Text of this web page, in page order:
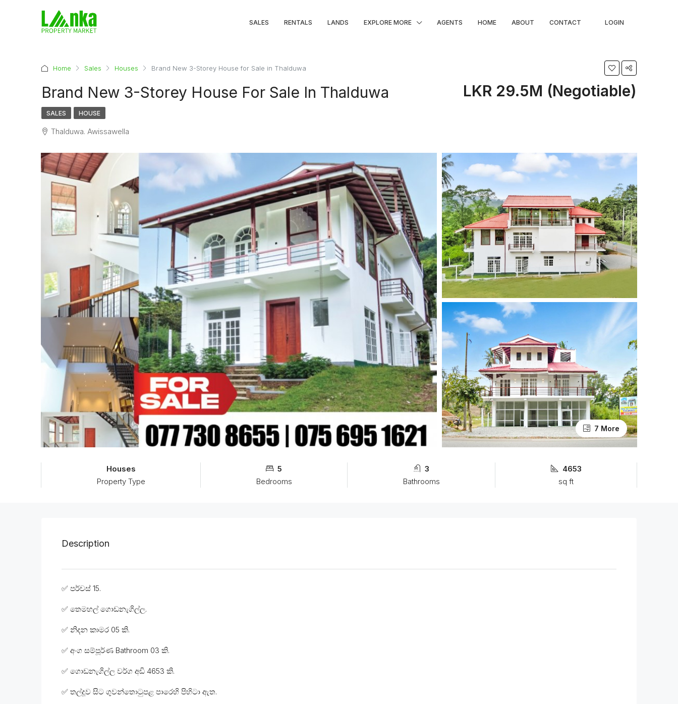
SALES RENTALS LANDS EXPLORE MORE AGENTS HOME ABOUT CONTACT LOGIN
Home Sales Houses Brand New 3-Storey House for Sale in Thalduwa
Brand New 3-Storey House For Sale In Thalduwa LKR 29.5M (Negotiable)
SALES HOUSE
Thalduwa. Awissawella
7 More
Houses
Property Type
5
Bedrooms
3
Bathrooms
4653
sq ft
Description
✅ පර්චස් 15.
✅ තෙමහල් ගොඩනැගිල්ල.
✅ නිදන කාමර 05 කි.
✅ අංග සම්පූර්ණ Bathroom 03 කි.
✅ ගොඩනැගිල්ල වර්ග අඩි 4653 කි.
✅ තල්දූව සිට ගුවන්තොටුපළ පාරෙහි පිහිටා ඇත.